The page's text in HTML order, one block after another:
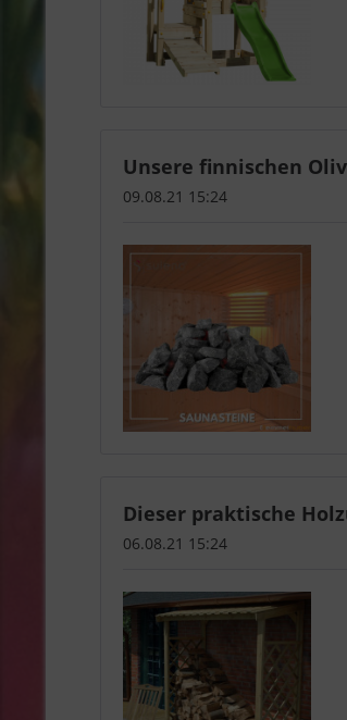
Unsere finnischen
09.08.21 15:24
Dieser praktische
06.08.21 15:24